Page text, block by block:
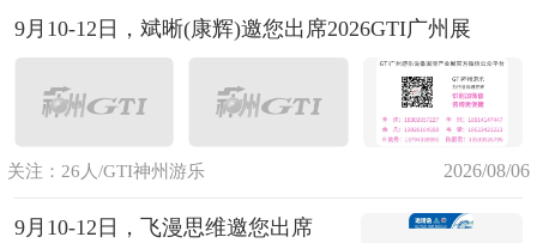
9月10-12日，斌晰(康辉)邀您出席2026GTI广州展
关注：26人/GTI神州游乐 2026/08/06
9月10-12日，飞漫思维邀您出席